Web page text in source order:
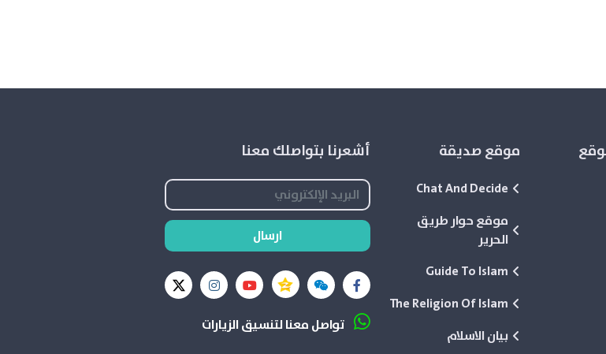
موقع صديقة
Chat And Decide
موقع حوار طريق
الحرير
Guide To Islam
The Religion Of Islam
بيان الاسلام
أشعرنا بتواصلك معنا
ارسال
تواصل معنا لتنسيق الزيارات